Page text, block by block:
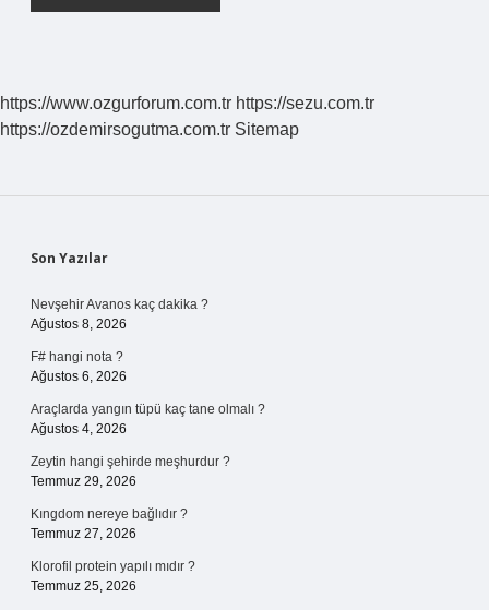
https://www.ozgurforum.com.tr https://sezu.com.tr
https://ozdemirsogutma.com.tr Sitemap
Sidebar
Son Yazılar
Nevşehir Avanos kaç dakika ?
Ağustos 8, 2026
F# hangi nota ?
Ağustos 6, 2026
Araçlarda yangın tüpü kaç tane olmalı ?
Ağustos 4, 2026
Zeytin hangi şehirde meşhurdur ?
Temmuz 29, 2026
Kıngdom nereye bağlıdır ?
Temmuz 27, 2026
Klorofil protein yapılı mıdır ?
Temmuz 25, 2026